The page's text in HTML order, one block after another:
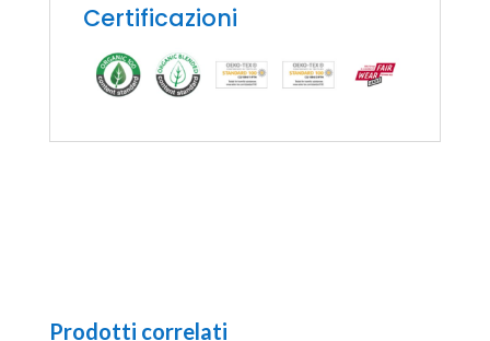
Certificazioni
Prodotti correlati